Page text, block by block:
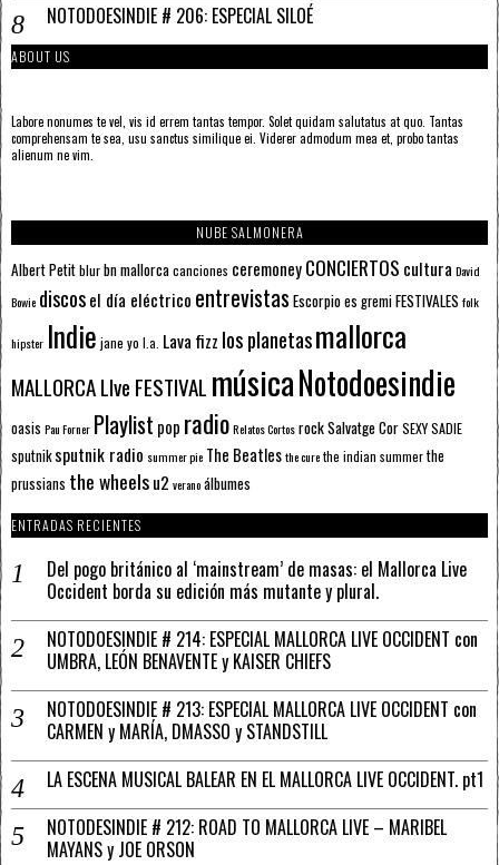
NOTODOESINDIE # 206: ESPECIAL SILOÉ
ABOUT US
Labore nonumes te vel, vis id errem tantas tempor. Solet quidam salutatus at quo. Tantas
comprehensam te sea, usu sanctus similique ei. Viderer admodum mea et, probo tantas
alienum ne vim.
NUBE SALMONERA
Albert Petitblurbn mallorcacanciones ceremoneyCONCIERTOS cultura David
Bowie discosel día eléctrico entrevistas Escorpioes gremiFESTIVALES folk
hipster Indie jane yo l.a. Lava fizz los planetasmallorca
MALLORCA LIve FESTIVAL músicaNotodoesindie
oasis Pau Forner Playlist pop radioRelatos CortosrockSalvatge CorSEXY SADIE
sputnik sputnik radio summer pie The Beatlesthe curethe indian summerthe
prussians the wheelsu2 veranoálbumes
ENTRADAS RECIENTES
Del pogo británico al ‘mainstream’ de masas: el Mallorca Live
Occident borda su edición más mutante y plural.
NOTODOESINDIE # 214: ESPECIAL MALLORCA LIVE OCCIDENT con
UMBRA, LEÓN BENAVENTE y KAISER CHIEFS
NOTODOESINDIE # 213: ESPECIAL MALLORCA LIVE OCCIDENT con
CARMEN y MARÍA, DMASSO y STANDSTILL
LA ESCENA MUSICAL BALEAR EN EL MALLORCA LIVE OCCIDENT. pt1
NOTODESINDIE # 212: ROAD TO MALLORCA LIVE – MARIBEL
MAYANS y JOE ORSON